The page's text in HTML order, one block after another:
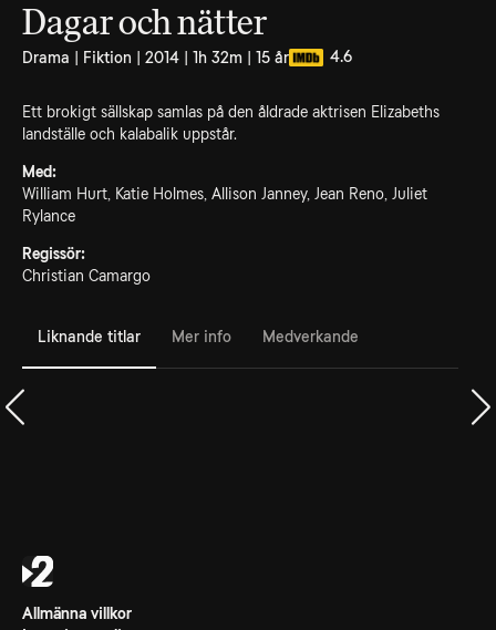
Dagar och nätter
Drama | Fiktion | 2014 | 1h 32m | 15 år 4.6
Ett brokigt sällskap samlas på den åldrade aktrisen Elizabeths
landställe och kalabalik uppstår.
Med:
William Hurt, Katie Holmes, Allison Janney, Jean Reno, Juliet
Rylance
Regissör:
Christian Camargo
Liknande titlar Mer info Medverkande
Allmänna villkor